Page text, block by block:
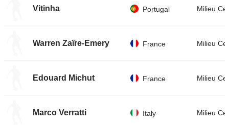
Vitinha Portugal Milieu
Warren Zaïre-Emery France Milieu
Edouard Michut France Milieu
Marco Verratti Italy Milieu